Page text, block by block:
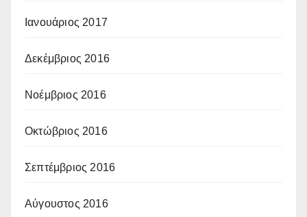
Ιανουάριος 2017
Δεκέμβριος 2016
Νοέμβριος 2016
Οκτώβριος 2016
Σεπτέμβριος 2016
Αύγουστος 2016